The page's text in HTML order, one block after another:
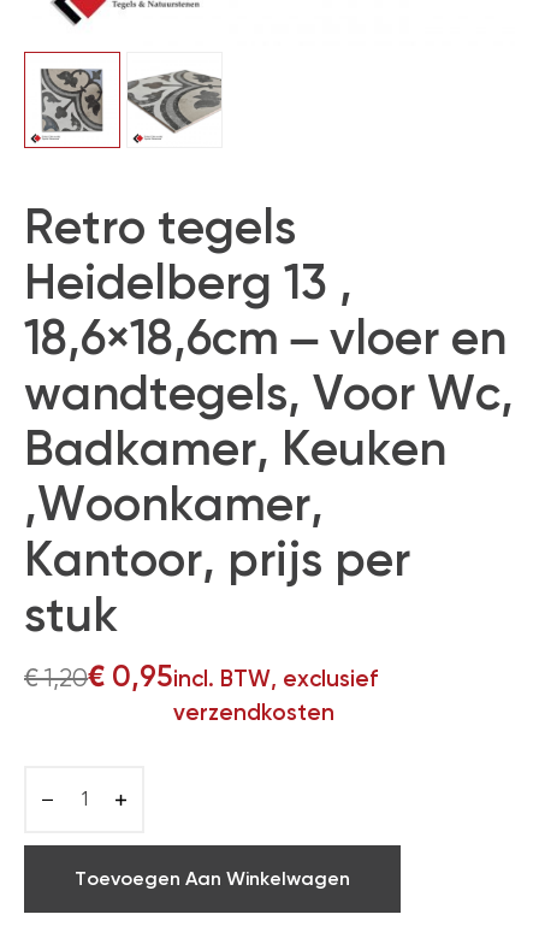
Retro tegels
Heidelberg 13 ,
18,6×18,6cm – vloer en
wandtegels, Voor Wc,
Badkamer, Keuken
,Woonkamer,
Kantoor, prijs per
stuk
€1,20€ 0,95incl. BTW, exclusief
verzendkosten
Toevoegen Aan Winkelwagen